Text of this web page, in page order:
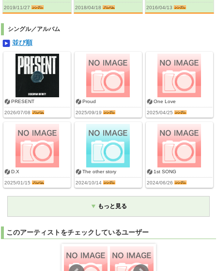
2019/11/27 2018/04/18 2016/04/13
シングル／アルバム
並び順
PRESENT
2026/07/08
Proud
2025/09/19
One Love
2025/04/25
D.X
2025/01/15
The other story
2024/10/14
1st SONG
2024/06/26
もっと見る
このアーティストをチェックしているユーザー